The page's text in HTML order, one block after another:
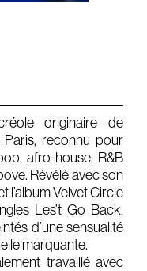
originaire de
Paris, reconnu pour
afro-house, R&B
Révélé avec son
l’album Velvet Circle
Les’t Go Back,
d’une sensualité
marquante.
travaillé avec